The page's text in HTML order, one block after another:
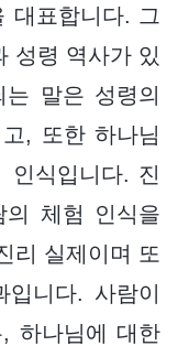
대표합니다. 그
성령 역사가 있
말은 성령의
, 또한 하나님
인식입니다. 진
의 체험 인식을
리 실제이며 또
니다. 사람이
하나님에 대한